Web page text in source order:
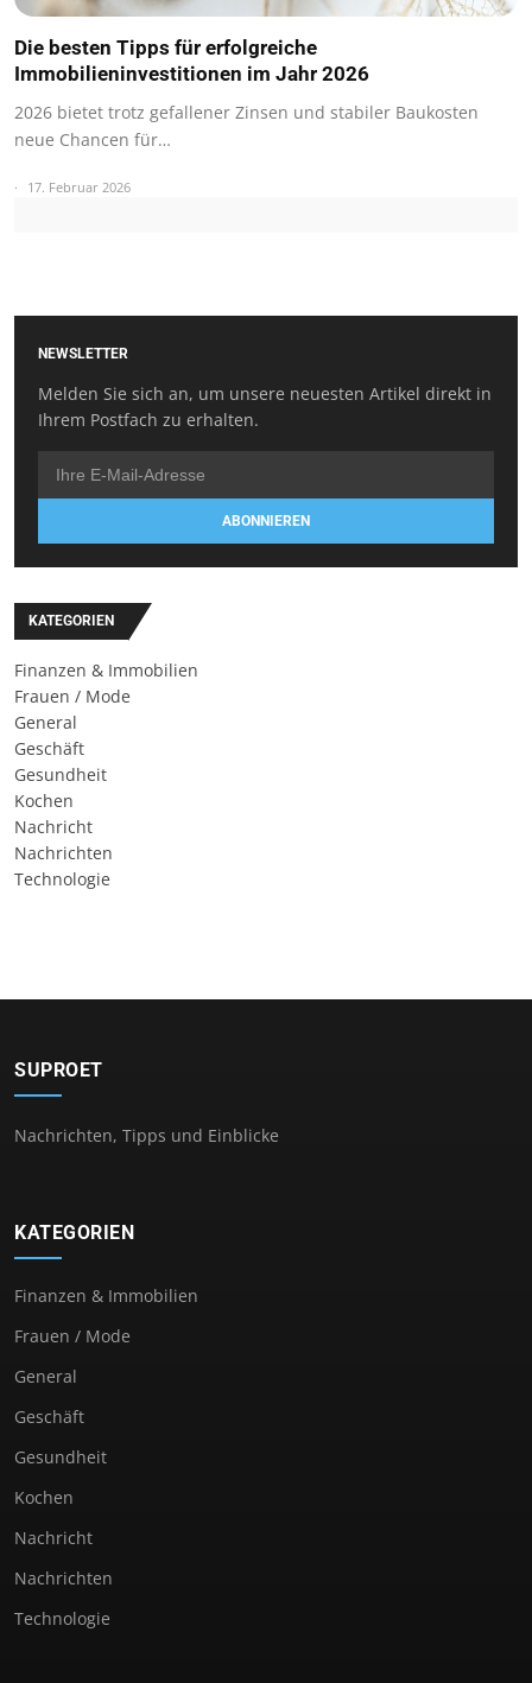
Die besten Tipps für erfolgreiche
Immobilieninvestitionen im Jahr 2026
2026 bietet trotz gefallener Zinsen und stabiler Baukosten
neue Chancen für…
17. Februar 2026
NEWSLETTER
Melden Sie sich an, um unsere neuesten Artikel direkt in
Ihrem Postfach zu erhalten.
ABONNIEREN
KATEGORIEN
Finanzen & Immobilien
Frauen / Mode
General
Geschäft
Gesundheit
Kochen
Nachricht
Nachrichten
Technologie
SUPROET
Nachrichten, Tipps und Einblicke
KATEGORIEN
Finanzen & Immobilien
Frauen / Mode
General
Geschäft
Gesundheit
Kochen
Nachricht
Nachrichten
Technologie